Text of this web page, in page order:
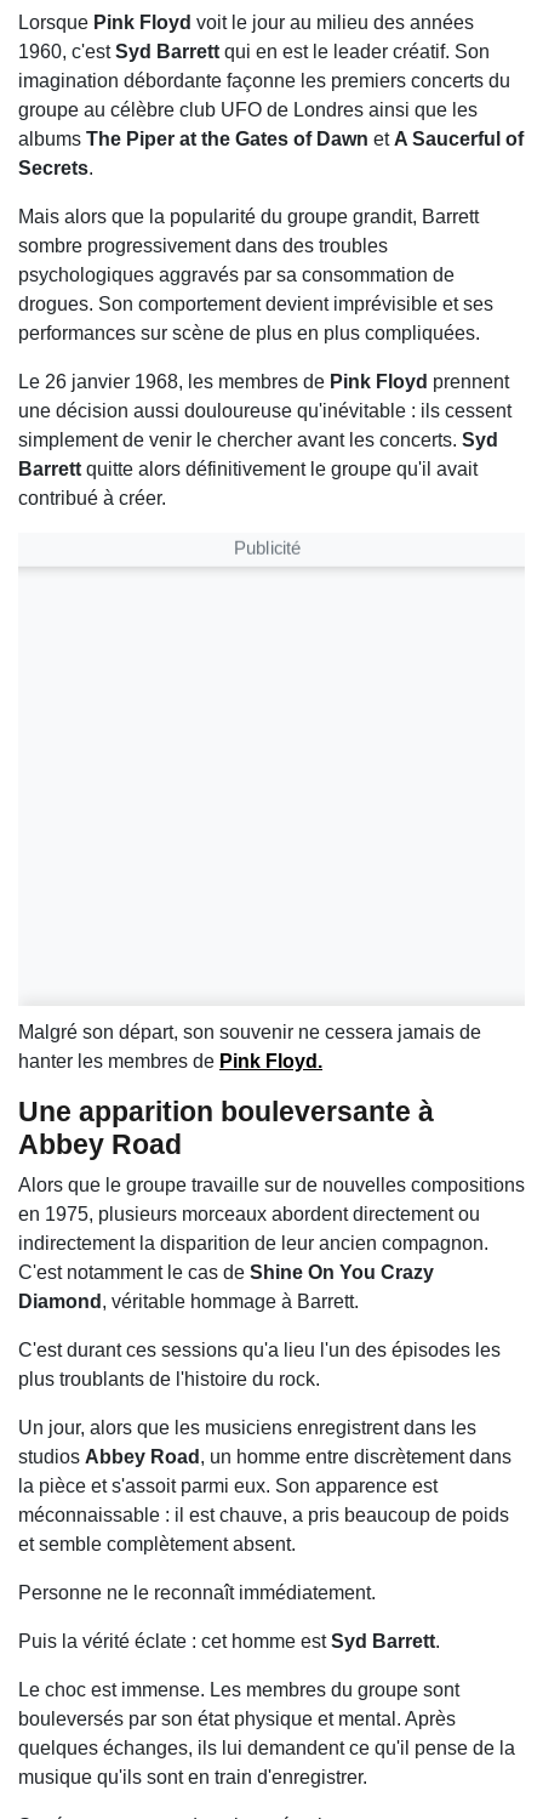
Lorsque Pink Floyd voit le jour au milieu des années
1960, c'estSyd Barrett qui en est le leader créatif. Son
imagination débordante façonne les premiers concerts du
groupe au célèbre club UFO de Londres ainsi que les
albums The Piper at the Gates of Dawn et A Saucerful of
Secrets.
Mais alors que la popularité du groupe grandit, Barrett
sombre progressivement dans des troubles
psychologiques aggravés par sa consommation de
drogues. Son comportement devient imprévisible et ses
performances sur scène de plus en plus compliquées.
Le 26 janvier 1968, les membres de Pink Floyd prennent
une décision aussi douloureuse qu'inévitable : ils cessent
simplement de venir le chercher avant les concerts. Syd
Barrett quitte alors définitivement le groupe qu'il avait
contribué à créer.
Publicité
Malgré son départ, son souvenir ne cessera jamais de
hanter les membres de Pink Floyd .
Une apparition bouleversante à
Abbey Road
Alors que le groupe travaille sur de nouvelles compositions
en 1975, plusieurs morceaux abordent directement ou
indirectement la disparition de leur ancien compagnon.
C'est notamment le cas de Shine On You Crazy
Diamond , véritable hommage à Barrett.
C'est durant ces sessions qu'a lieu l'un des épisodes les
plus troublants de l'histoire du rock.
Un jour, alors que les musiciens enregistrent dans les
studios Abbey Road , un homme entre discrètement dans
la pièce et s'assoit parmi eux. Son apparence est
méconnaissable : il est chauve, a pris beaucoup de poids
et semble complètement absent.
Personne ne le reconnaît immédiatement.
Puis la vérité éclate : cet homme estSyd Barrett.
Le choc est immense. Les membres du groupe sont
bouleversés par son état physique et mental. Après
quelques échanges, ils lui demandent ce qu'il pense de la
musique qu'ils sont en train d'enregistrer.